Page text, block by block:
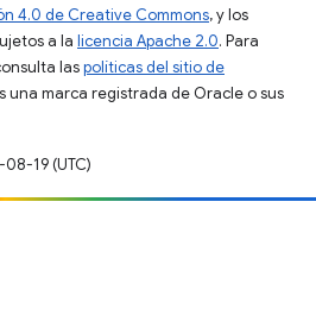
4.0 de Creative Commons, y los
a la licencia Apache 2.0. Para
laspolíticas del sitio de
una marca registrada de Oracle o sus
19 (UTC)